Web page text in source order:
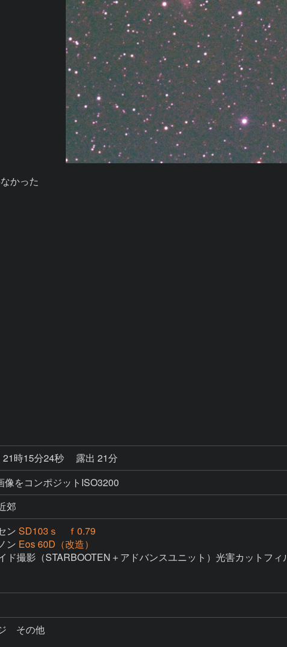
かった
時15分24秒
露出 21分
像をコンポジットISO3200
郊
ン SD103ｓ ｆ0.79
ン Eos 60D（改造）
ド撮影（STARBOOTEN＋アドバンスユニット）光害カットフ
　その他